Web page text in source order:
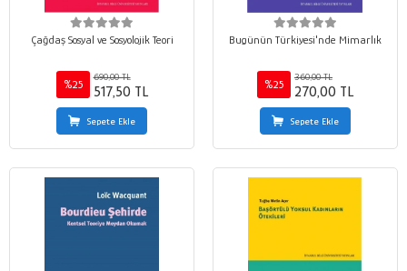
Çağdaş Sosyal ve Sosyolojik Teori
%25
690,00 TL
517,50 TL
Sepete Ekle
Bugünün Türkiyesi'nde Mimarlık
%25
360,00 TL
270,00 TL
Sepete Ekle